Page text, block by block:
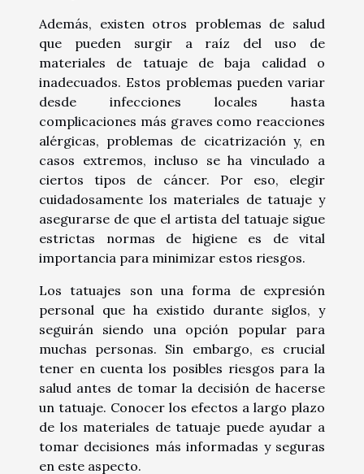
Además, existen otros problemas de salud
que pueden surgir a raíz del uso de
materiales de tatuaje de baja calidad o
inadecuados. Estos problemas pueden variar
desde infecciones locales hasta
complicaciones más graves como reacciones
alérgicas, problemas de cicatrización y, en
casos extremos, incluso se ha vinculado a
ciertos tipos de cáncer. Por eso, elegir
cuidadosamente los materiales de tatuaje y
asegurarse de que el artista del tatuaje sigue
estrictas normas de higiene es de vital
importancia para minimizar estos riesgos.
Los tatuajes son una forma de expresión
personal que ha existido durante siglos, y
seguirán siendo una opción popular para
muchas personas. Sin embargo, es crucial
tener en cuenta los posibles riesgos para la
salud antes de tomar la decisión de hacerse
un tatuaje. Conocer los efectos a largo plazo
de los materiales de tatuaje puede ayudar a
tomar decisiones más informadas y seguras
en este aspecto.